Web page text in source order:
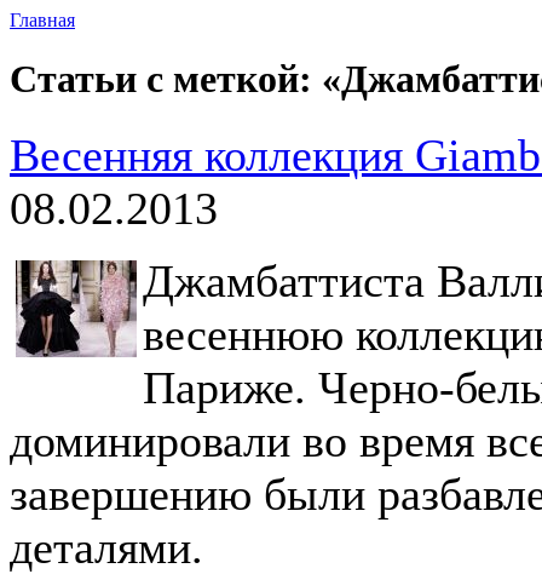
Главная
Статьи с меткой:
Весенняя коллекция
08.02.2013
Джамбаттиста
весеннюю
Париже. Черно-
доминировали во время
завершению были
деталями.